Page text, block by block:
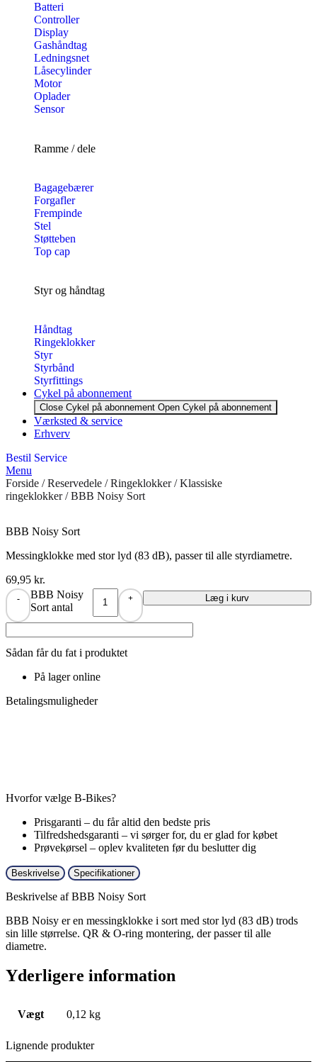
Batteri
Controller
Display
Gashåndtag
Ledningsnet
Låsecylinder
Motor
Oplader
Sensor
Ramme / dele
Bagagebærer
Forgafler
Frempinde
Stel
Støtteben
Top cap
Styr og håndtag
Håndtag
Ringeklokker
Styr
Styrbånd
Styrfittings
Cykel på abonnement
Close Cykel på abonnement Open Cykel på abonnement
Værksted & service
Erhverv
Bestil Service
Menu
Forside /Reservedele /Ringeklokker/Klassiske
ringeklokker/ BBB Noisy Sort
BBB Noisy Sort
Messingklokke med stor lyd (83 dB), passer til alle styrdiametre.
69,95 kr.
-
BBB Noisy
Sort antal
+ Læg i kurv
Sådan får du fat i produktet
På lager online
Betalingsmuligheder
Hvorfor vælge B-Bikes?
Prisgaranti – du får altid den bedste pris
Tilfredshedsgaranti – vi sørger for, du er glad for købet
Prøvekørsel – oplev kvaliteten før du beslutter dig
Beskrivelse Specifikationer
Beskrivelse af BBB Noisy Sort
BBB Noisy er en messingklokke i sort med stor lyd (83 dB) trods
sin lille størrelse. QR & O-ring montering, der passer til alle
diametre.
Yderligere information
Vægt 0,12 kg
Lignende produkter